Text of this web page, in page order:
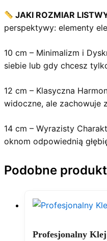
JAKI ROZMIAR
perspektywy: elementy
10 cm – Minimalizm i
siebie lub gdy chcesz
12 cm – Klasyczna
widoczne, ale zachowuje
14 cm – Wyrazisty
oknom odpowiednią
Podobne
Profesjonalny